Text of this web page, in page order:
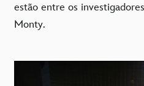
estão entre os
Monty.